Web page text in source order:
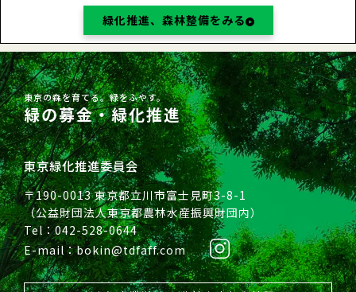
緑化推進、森林整備をみる
東京の森を育てる。緑をふやす。
緑の募金・緑化推進
東京緑化推進委員会
〒190-0013 東京都立川市富士見町3-8-1
（公益財団法人東京都農林水産振興財団内）
Tel：042-528-0644
E-mail：bokin@tdfaff.com